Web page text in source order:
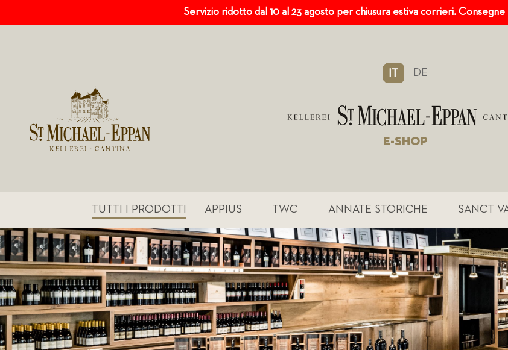
Servizio ridotto dal 10 al 23 agosto per chiusura estiva corrieri.
IT DE
E-SHOP
TUTTI I PRODOTTI APPIUS TWC ANNATE STORICHE SANCT